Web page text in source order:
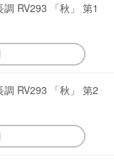
RV293 「秋」 第1
RV293 「秋」 第2